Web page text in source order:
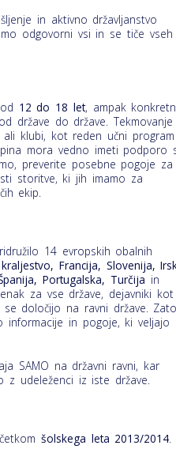
in aktivno državljanstvo
odgovorni vsi in se tiče vseh
12 do 18 let, ampak
države do države. Tekmovanje
klubi, kot reden učni program
mora vedno imeti podporo
preverite posebne pogoje za
storitve, ki jih imamo za
ekip.
14 evropskih obalnih
Francija, Slovenija,
Portugalska, Turčija in
za vse države, dejavniki kot
določijo na ravni države.
informacije in pogoje, ki veljajo
SAMO na državni ravni, kar
z udeleženci iz iste države.
šolskega leta 2013/2014.